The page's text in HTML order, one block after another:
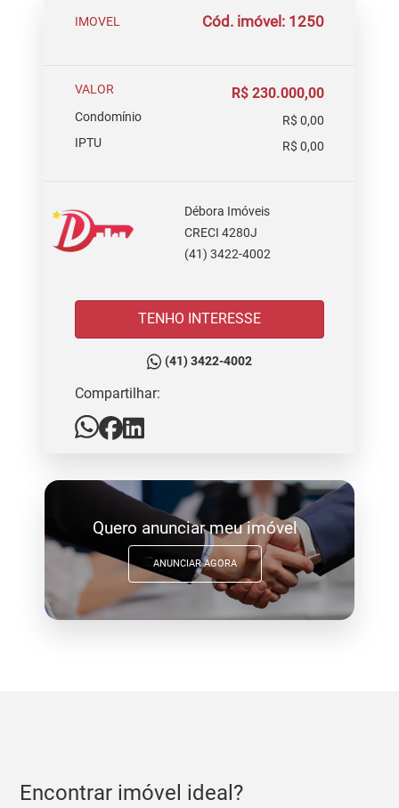
IMOVEL Cód. imóvel: 1250
VALOR R$ 230.000,00
Condomínio
R$ 0,00
IPTU
R$ 0,00
Débora Imóveis
CRECI 4280J
(41) 3422-4002
TENHO INTERESSE
(41) 3422-4002
Compartilhar:
Quero anunciar meu imóvel
ANUNCIAR AGORA
Encontrar imóvel ideal?